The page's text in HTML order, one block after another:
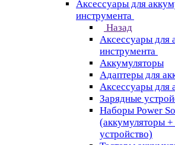
Аксессуары для
инструмента
Назад
Аксессуары для
инструмента
Aккумуляторы
Адаптеры для
Аксессуары для
Зарядные
Наборы Power
(аккумуляторы +
устройство)